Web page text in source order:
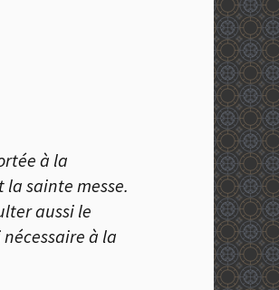
à la
sainte messe.
aussi le
à la